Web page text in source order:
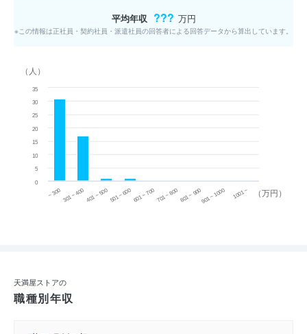
平均年収 ??? 万円
※この情報は正社員・契約社員・派遣社員の回答者による回答データから算出しています。
（万円）
（人）
~ 300 301 ~ 400 401 ~ 500501 ~ 600601 ~ 700701 ~ 800801 ~ 900901 ~ 1000 1001 ~
0
5
10
15
20
25
30
35
天満屋ストアの
職種別年収